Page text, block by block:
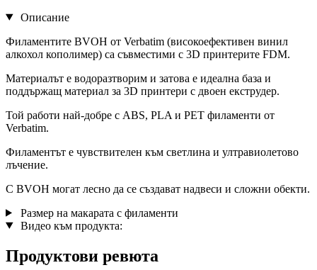
Описание
Филаментите BVOH от Verbatim (високоефективен винил
алкохол кополимер) са съвместими с 3D принтерите FDM.
Материалът е водоразтворим и затова е идеална база и
поддържащ материал за 3D принтери с двоен екструдер.
Той работи най-добре с ABS, PLA и PET филаменти от
Verbatim.
Филаментът е чувствителен към светлина и ултравиолетово
лъчение.
С BVOH могат лесно да се създават надвеси и сложни обекти.
Размер на макарата с филаменти
Видео към продукта:
Продуктови ревюта